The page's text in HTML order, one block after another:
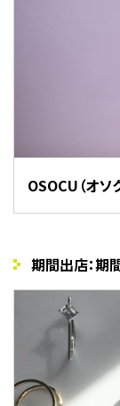
OSOCU（オソ
期間出店：期